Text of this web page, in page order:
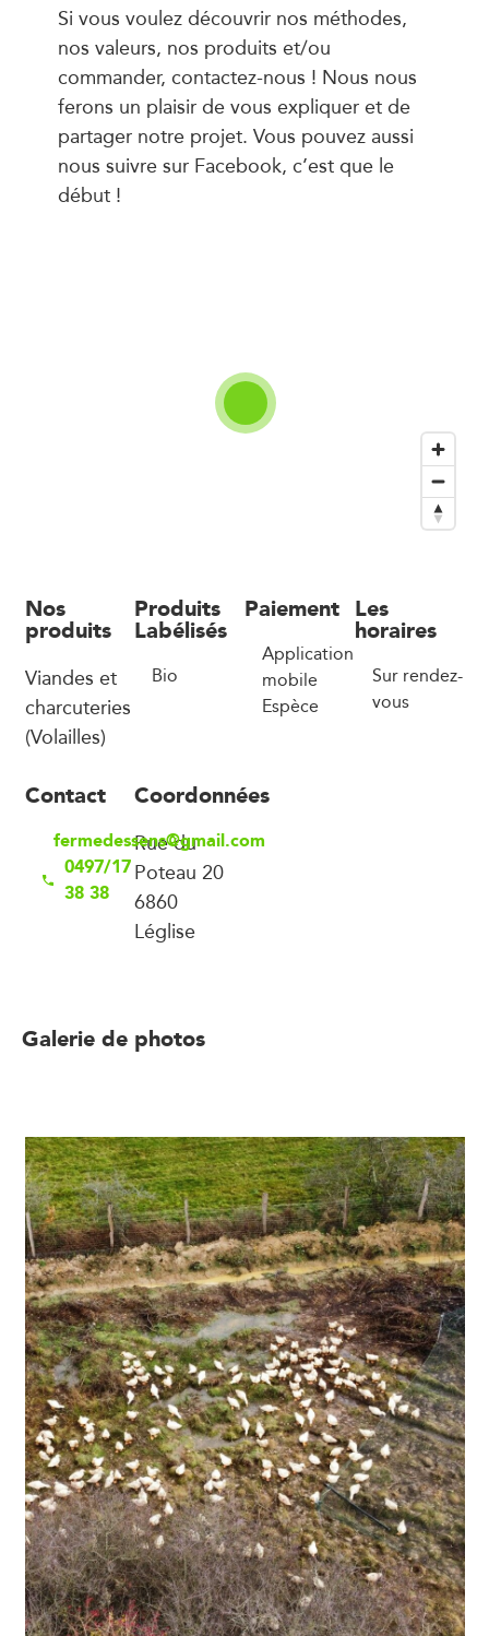
Si vous voulez découvrir nos méthodes,
nos valeurs, nos produits et/ou
commander, contactez-nous ! Nous nous
ferons un plaisir de vous expliquer et de
partager notre projet. Vous pouvez aussi
nous suivre sur Facebook, c’est que le
début !
Nos
produits
Viandes et
charcuteries
(Volailles)
Produits
Labélisés
Bio
Paiement
Application
mobile
Espèce
Les
horaires
Sur rendez-
vous
Contact
fermedessens@gmail.com
0497/17
38 38
Coordonnées
Rue du
Poteau 20
6860
Léglise
Galerie de photos